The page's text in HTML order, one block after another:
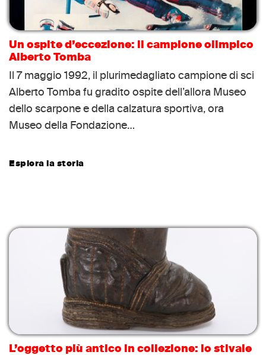
Un ospite d’eccezione: il campione olimpico
Alberto Tomba
Il 7 maggio 1992, il plurimedagliato campione di sci
Alberto Tomba fu gradito ospite dell’allora Museo
dello scarpone e della calzatura sportiva, ora
Museo della Fondazione…
Esplora la storia
L’oggetto più antico in collezione: lo stivale